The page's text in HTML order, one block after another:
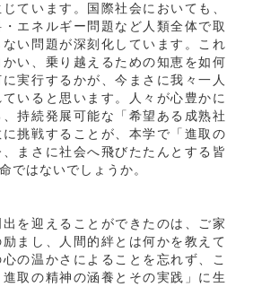
ています。国際社会においても、
エネルギー問題など人類全体で取
い問題が深刻化しています。これ
い、乗り越えるための知恵を如何
実行するかが、今まさに我々一人
いると思います。人々が心豊かに
持続発展可能な「希望ある成熟社
挑戦することが、本学で「進取の
まさに社会へ飛びたたんとする皆
ではないでしょうか。
を迎えることができたのは、ご家
まし、人間的絆とは何かを教えて
の温かさによることを忘れず、こ
取の精神の涵養とその実践」に生